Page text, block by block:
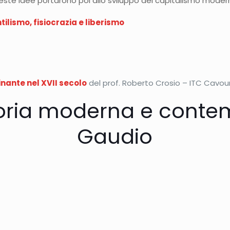
fisiocrazia e liberismo
nel XVII secolodel prof. Roberto Crosio – ITC
moderna e
Gaudio